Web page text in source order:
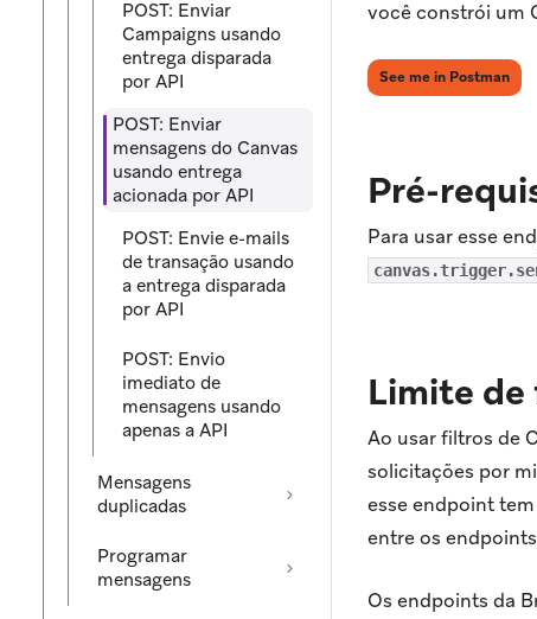
POST: Enviar
Campaigns usando
entrega disparada
por API
POST: Enviar
mensagens do Canvas
usando entrega
acionada por API
POST: Envie e-mails
de transação usando
a entrega disparada
por API
POST: Envio
imediato de
mensagens usando
apenas a API
Mensagens
duplicadas
Programar
mensagens
você constrói um
See me in Postman
Pré-
Para usar esse
Limite de
Ao usar filtros de
solicitações por
esse endpoint
entre os
Os endpoints da